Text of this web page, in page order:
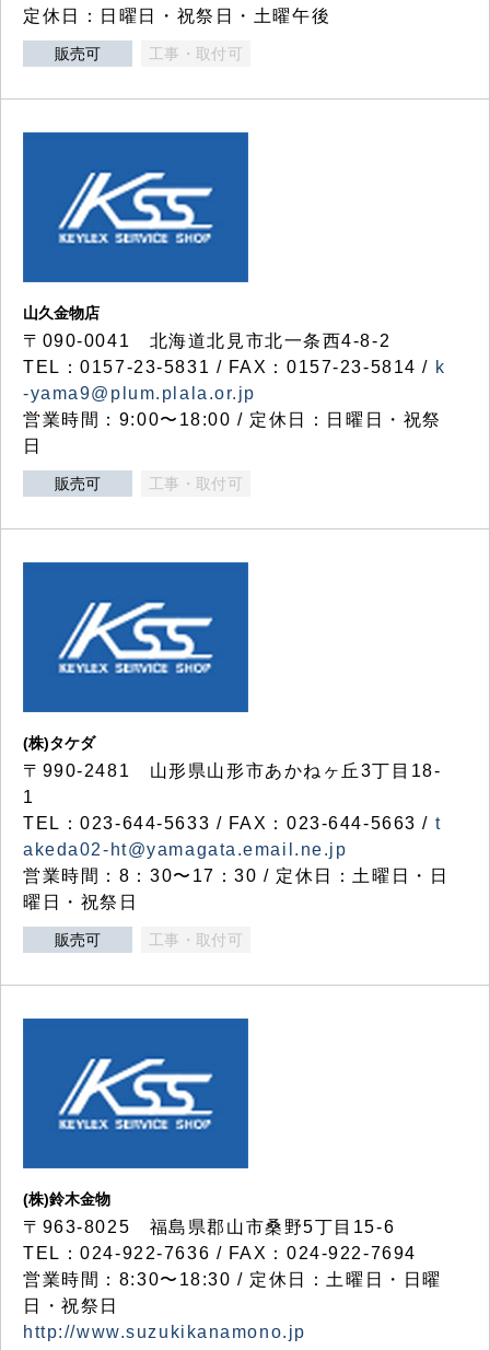
定休日：日曜日・祝祭日・土曜午後
販売可 工事・取付可
山久金物店
〒090-0041 北海道北見市北一条西4-8-2
TEL：0157-23-5831 / FAX：0157-23-5814 / k
-yama9@plum.plala.or.jp
営業時間：9:00〜18:00 / 定休日：日曜日・祝祭
日
販売可 工事・取付可
(株)タケダ
〒990-2481 山形県山形市あかねヶ丘3丁目18-
1
TEL：023-644-5633 / FAX：023-644-5663 / t
akeda02-ht@yamagata.email.ne.jp
営業時間：8：30〜17：30 / 定休日：土曜日・日
曜日・祝祭日
販売可 工事・取付可
(株)鈴木金物
〒963-8025 福島県郡山市桑野5丁目15-6
TEL：024-922-7636 / FAX：024-922-7694
営業時間：8:30〜18:30 / 定休日：土曜日・日曜
日・祝祭日
http://www.suzukikanamono.jp